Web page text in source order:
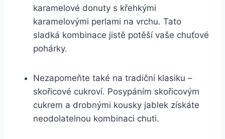
karamelové donuty s křehkými
karamelovými perlami na vrchu. Tato
sladká kombinace jistě potěší vaše chuťové
pohárky.
Nezapomeňte také na tradiční klasiku –
skořicové cukroví. Posypáním skořicovým
cukrem a drobnými kousky jablek získáte
neodolatelnou kombinaci chuti.